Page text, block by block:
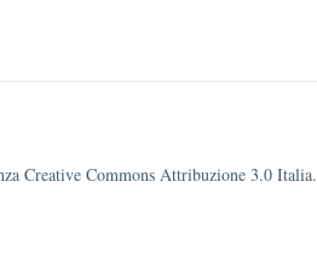
Creative Commons Attribuzione 3.0 Italia.